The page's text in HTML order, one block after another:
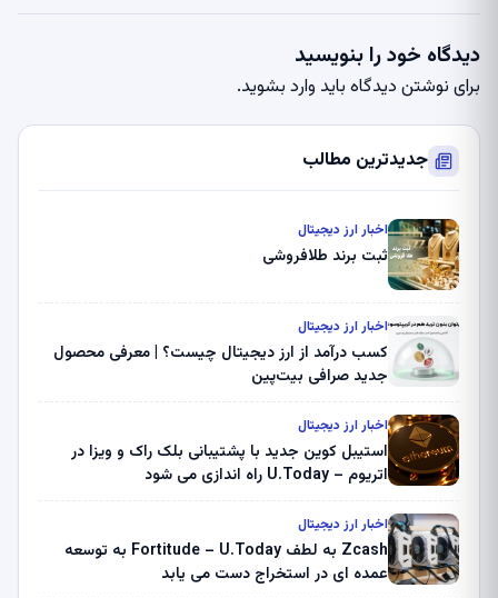
دیدگاه خود را بنویسید
برای نوشتن دیدگاه باید وارد بشوید.
جدیدترین مطالب
اخبار ارز دیجیتال
ثبت برند طلافروشی
اخبار ارز دیجیتال
کسب درآمد از ارز دیجیتال چیست؟ | معرفی محصول
جدید صرافی بیت‌پین
اخبار ارز دیجیتال
استیبل کوین جدید با پشتیبانی بلک راک و ویزا در
اتریوم – U.Today راه اندازی می شود
اخبار ارز دیجیتال
Zcash به لطف Fortitude – U.Today به توسعه
عمده ای در استخراج دست می یابد